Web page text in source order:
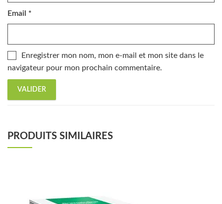
Email *
Enregistrer mon nom, mon e-mail et mon site dans le
navigateur pour mon prochain commentaire.
PRODUITS SIMILAIRES